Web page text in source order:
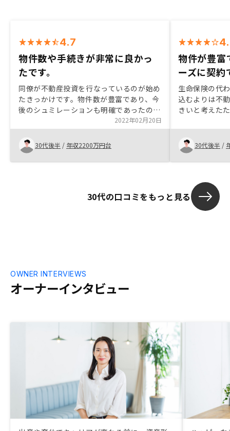
4.7
物件数や手続きが非常に良かっ
たです。
同僚が不動産投資を行なっているのが始め
たきっかけです。物件数が豊富であり、今
後のシュミレーションも明確であったのが
RENOSYを選んだ理由です。また他社と比
べて、手続きがネットやSNS経由で行え、
非常にスムーズなので助かりました。アプ
リへの物件情報の反映を早めて頂ければ更
に良いと思います。
2022年02月20日
30代後半 / 年収2200万円台
物件が豊富
ーズに契約
生命保険の代
込むよりは不
きいと考えた
め。また、自
る。物件も豊
30代後半 /
30代の口コミをもっと見る
オーナーインタビュー
OWNER INTERVIEWS